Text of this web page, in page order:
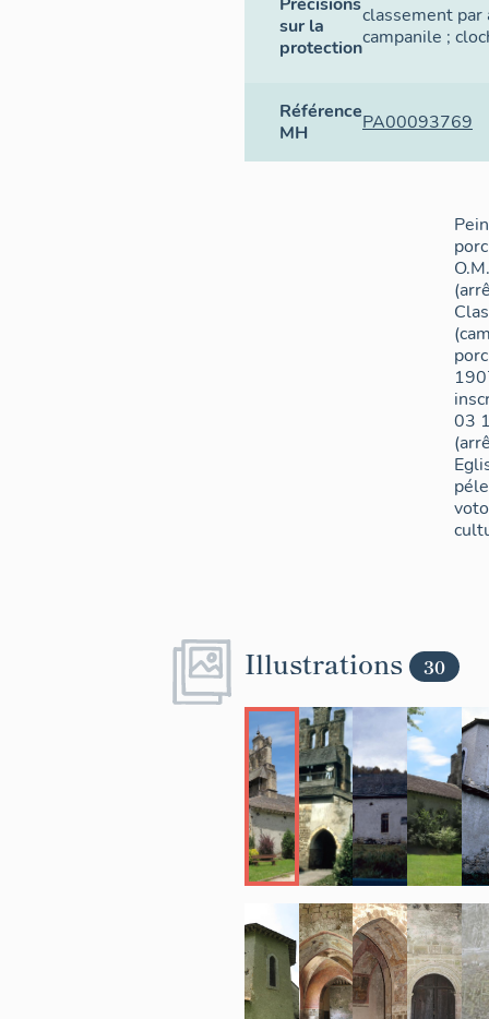
sur la
protection
classement
campanile ;
Référence
MH
PA00093769
03
Illustrations 30